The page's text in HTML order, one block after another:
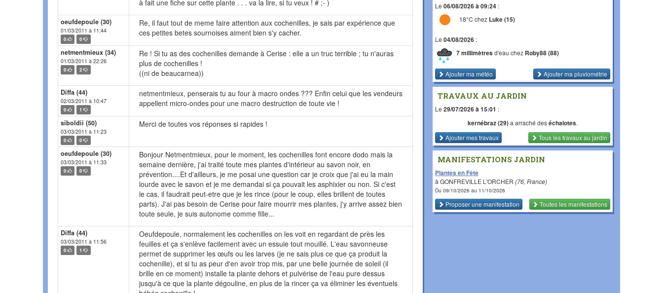
à fait une fiche sur cette plante . . . va la lire, si tu veux ! # ;- )
oeufdepoule (30)
01/03/2011 à 11:44
0 0
Re, il faut tout de meme faire attention aux cochenilles, je sais par expérience que
ces petites betes sournoises aiment bien s'y cacher.
netmentmieux (34)
01/03/2011 à 22:26
0 2
Re ! Si tu as des cochenilles demande à Cerise : elle a un truc terrible ; tu n'auras
plus de cochenilles !
((ni de beaucarnea))
Diffa (44)
02/03/2011 à 10:47
0 1
netmentmieux, penserais tu au four à macro ondes ??? Enfin celui que les vendeurs
appellent micro-ondes pour une macro destruction de toute vie !
siboldii (50)
03/03/2011 à 11:23
0 0
Merci de toutes vos réponses si rapides !
oeufdepoule (30)
03/03/2011 à 11:33
0 0
Bonjour Netmentmieux, pour le moment, les cochenilles font encore dodo mais la
semaine dernière, j'ai traité toute mes plantes d'intérieur au savon noir, en
prévention....Et d'ailleurs, je me posai une question car je croix que j'ai eu la main
lourde avec le savon et je me demandai si ça pouvait les asphixier ou non. Si c'est
le cas, il faudrait peut-etre que je les rince (pour le coup, elles brillent de toutes
parts). J'ai pas besoin de Cerise pour faire mourrir mes plantes, j'y arrive assez bien
toute seule, je suis autonome comme fille...
Diffa (44)
03/03/2011 à 11:56
0 1
Oeufdepoule, normalement les cochenilles on les voit en regardant de près les
feuilles et ça s'enlève facilement avec un essuie tout mouillé. L'eau savonneuse
permet de supprimer les œufs ou les larves (je ne sais plus ce que ça produit la
cochenille), et si tu as peur d'en avoir trop mis, par une belle journée de soleil (il
brille en ce moment) installe ta plante dehors et pulvérise de l'eau pure dessus
jusqu'à ce que la plante dégouline, en plus de la rincer ça va éliminer les éventuels
Le 06/08/2026 à 09:24 :
18°C chez Luke (15)
Le 04/08/2026 :
7 millimètresd'eau chez Roby88 (88)
Ajouter ma météo Ajouter ma pluviométrie
TRAVAUX AU JARDIN
Le 29/07/2026 à 15:01 :
kernébraz (29)a arraché deséchalotes.
Ajouter mes travaux
Tous les travauxau jardin
MANIFESTATIONS JARDIN
Plantes en Fête
à GONFREVILLE L'ORCHER (76, France)
Du 09/10/2026 au 11/10/2026
Proposer une manifestation Toutes les manifestations